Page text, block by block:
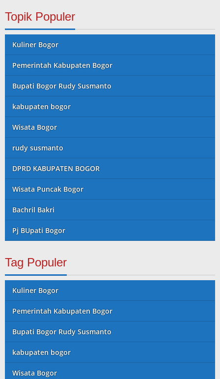
Topik Populer
Kuliner Bogor
Pemerintah Kabupaten Bogor
Bupati Bogor Rudy Susmanto
kabupaten bogor
Wisata Bogor
rudy susmanto
DPRD KABUPATEN BOGOR
Wisata Puncak Bogor
Bachril Bakri
Pj BUpati Bogor
Tag Populer
Kuliner Bogor
Pemerintah Kabupaten Bogor
Bupati Bogor Rudy Susmanto
kabupaten bogor
Wisata Bogor